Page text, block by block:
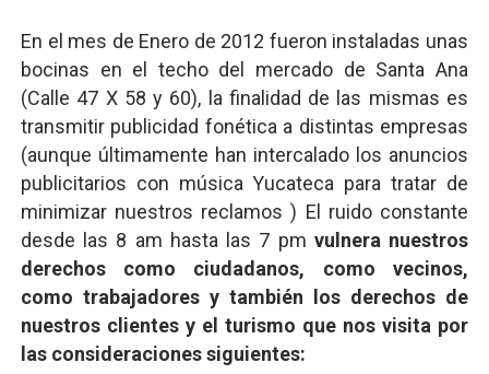
En el mes de Enero de 2012 fueron instaladas unas
bocinas en el techo del mercado de Santa Ana
(Calle 47 X 58 y 60), la finalidad de las mismas es
transmitir publicidad fonética a distintas empresas
(aunque últimamente han intercalado los anuncios
publicitarios con música Yucateca para tratar de
minimizar nuestros reclamos ) El ruido constante
desde las 8 am hasta las 7 pm vulnera nuestros
derechos como ciudadanos, como vecinos,
como trabajadores y también los derechos de
nuestros clientes y el turismo que nos visita por
las consideraciones siguientes: